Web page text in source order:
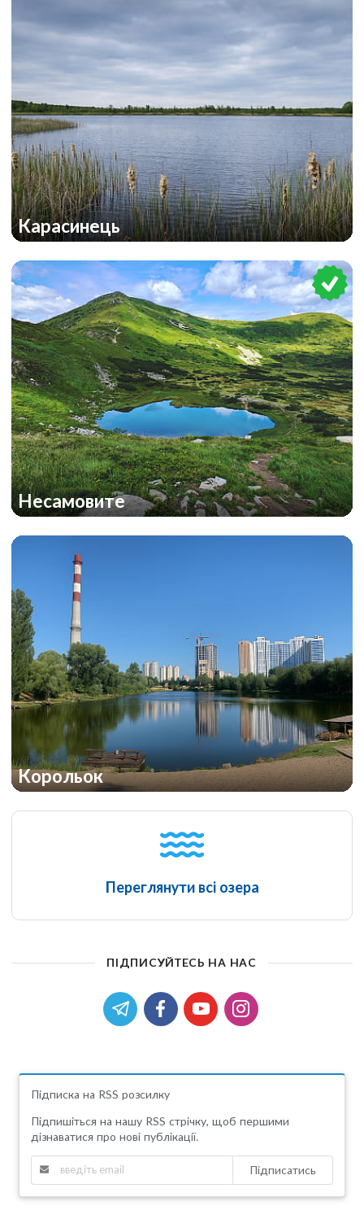
Карасинець
Несамовите
Корольок
Переглянути всі озера
ПІДПИСУЙТЕСЬ НА НАС
Підписка на RSS розсилку
Підпишіться на нашу RSS стрічку, щоб першими
дізнаватися про нові публікації.
Підписатись